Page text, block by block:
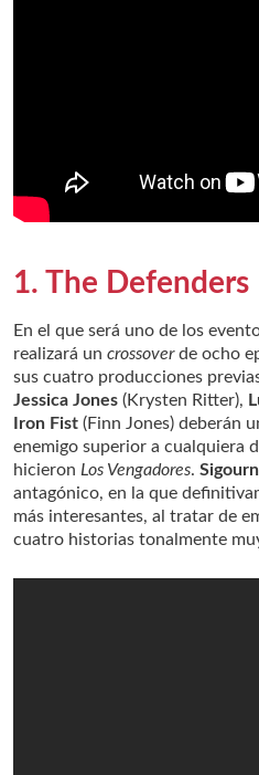
1. The Defenders
En el que será uno de los
realizará un crossoverde ocho
sus cuatro producciones
Jessica Jones (Krysten Ritter),
Iron Fist (Finn Jones) deberán
enemigo superior a cualquiera
hicieron Los Vengadores.
antagónico, en la que
más interesantes, al tratar de
cuatro historias tonalmente